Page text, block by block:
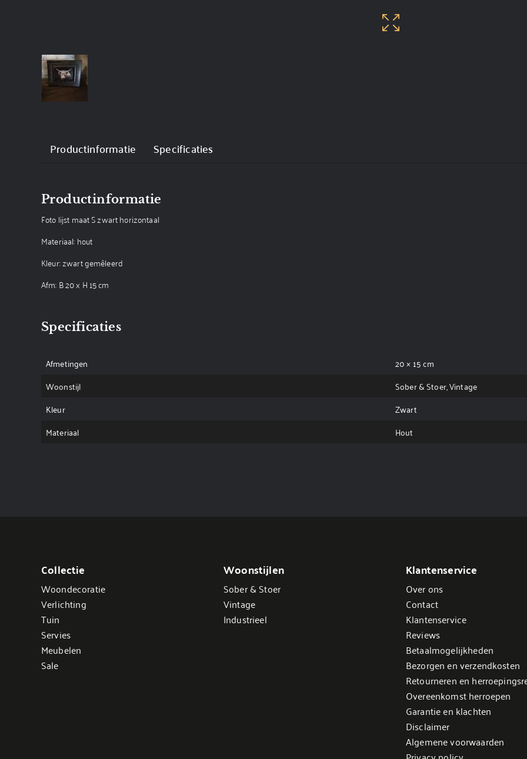
Productinformatie Specificaties
Productinformatie
Foto lijst maat S zwart horizontaal
Materiaal: hout
Kleur: zwart gemêleerd
Afm: B 20 x H 15 cm
Specificaties
Afmetingen
20 × 15 cm
Woonstijl
Sober & Stoer, Vintage
Kleur
Zwart
Materiaal
Hout
Collectie
Woondecoratie
Verlichting
Tuin
Servies
Meubelen
Sale
Woonstijlen
Sober & Stoer
Vintage
Industrieel
Klantenservice
Over ons
Contact
Klantenservice
Reviews
Betaalmogelijkheden
Bezorgen en verzendkosten
Retourneren en
Overeenkomst herroepen
Garantie en klachten
Disclaimer
Algemene voorwaarden